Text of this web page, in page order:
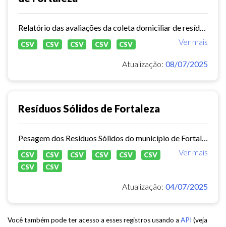
Ver mais
CSV CSV CSV CSV CSV
Atualização: 08/07/2025
Resíduos Sólidos de Fortaleza
Ver mais
CSV CSV CSV CSV CSV
CSV
CSV
CSV
Atualização: 04/07/2025
Você também pode ter acesso a esses registros usando a API (veja